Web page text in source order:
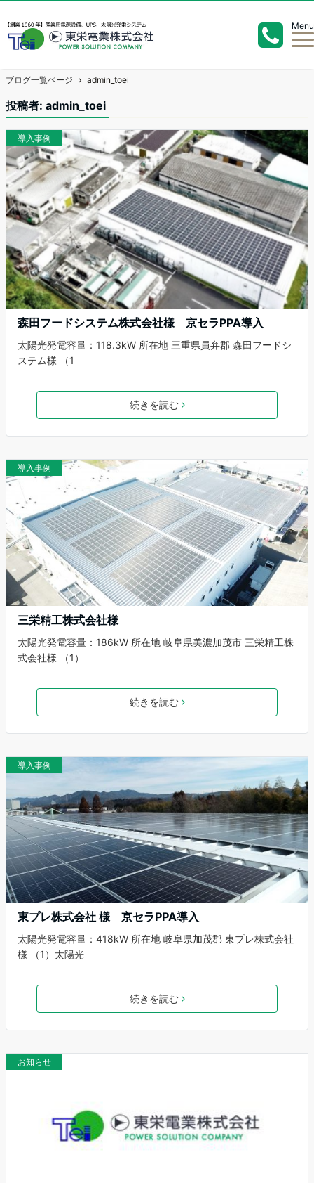
Menu
ブログ一覧ページ admin_toei
投稿者: admin_toei
導入事例
森田フードシステム株式会社様 京セラPPA導入
太陽光発電容量：118.3kW 所在地 三重県員弁郡 森田フードシ
ステム様 （1
続きを読む
導入事例
三栄精工株式会社様
太陽光発電容量：186kW 所在地 岐阜県美濃加茂市 三栄精工株
式会社様 （1）
続きを読む
導入事例
東プレ株式会社 様 京セラPPA導入
太陽光発電容量：418kW 所在地 岐阜県加茂郡 東プレ株式会社
様 （1）太陽光
続きを読む
お知らせ